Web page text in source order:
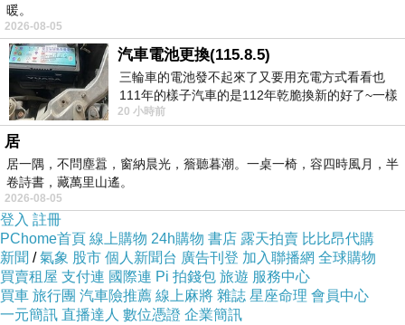
暖。
2026-08-05
汽車電池更換(115.8.5)
三輪車的電池發不起來了又要用充電方式看看也
111年的樣子汽車的是112年乾脆換新的好了~一樣
在阿炮電池買的漲了一百多塊吧
20 小時前
居
居一隅，不問塵囂，窗納晨光，簷聽暮潮。一桌一椅，容四時風月，半
卷詩書，藏萬里山遙。
2026-08-05
登入 註冊
PChome首頁 線上購物 24h購物 書店 露天拍賣 比比昂代購
新聞 /氣象 股市 個人新聞台 廣告刊登 加入聯播網 全球購物
買賣租屋 支付連 國際連 Pi 拍錢包 旅遊 服務中心
買車 旅行團 汽車險推薦 線上麻將 雜誌 星座命理 會員中心
一元簡訊 直播達人 數位憑證 企業簡訊